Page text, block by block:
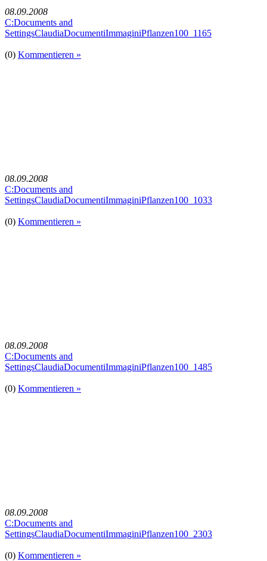
08.09.2008
C:Documents and
SettingsClaudiaDocumentiImmaginiPflanzen100_1165
(0) Kommentieren »
08.09.2008
C:Documents and
SettingsClaudiaDocumentiImmaginiPflanzen100_1033
(0) Kommentieren »
08.09.2008
C:Documents and
SettingsClaudiaDocumentiImmaginiPflanzen100_1485
(0) Kommentieren »
08.09.2008
C:Documents and
SettingsClaudiaDocumentiImmaginiPflanzen100_2303
(0) Kommentieren »